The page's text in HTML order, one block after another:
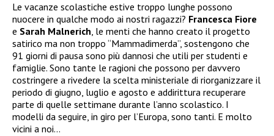
Le vacanze scolastiche estive troppo lunghe possono
nuocere in qualche modo ai nostri ragazzi? Francesca Fiore
e Sarah Malnerich, le menti che hanno creato il progetto
satirico ma non troppo “Mammadimerda”, sostengono che
91 giorni di pausa sono più dannosi che utili per studenti e
famiglie. Sono tante le ragioni che possono per davvero
costringere a rivedere la scelta ministeriale di riorganizzare il
periodo di giugno, luglio e agosto e addirittura recuperare
parte di quelle settimane durante l’anno scolastico. I
modelli da seguire, in giro per l’Europa, sono tanti. E molto
vicini a noi…